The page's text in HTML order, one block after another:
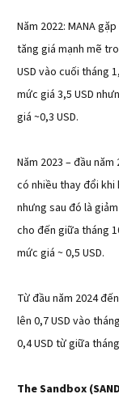
Năm 2022: MANA
tăng giá mạnh mẽ
USD vào cuối tháng
mức giá 3,5 USD
giá ~0,3 USD.
Năm 2023 – đầu
có nhiều thay đổi khi
nhưng sau đó là
cho đến giữa tháng
mức giá ~ 0,5 USD.
Từ đầu năm 2024
lên 0,7 USD vào
0,4 USD từ giữa
The Sandbox